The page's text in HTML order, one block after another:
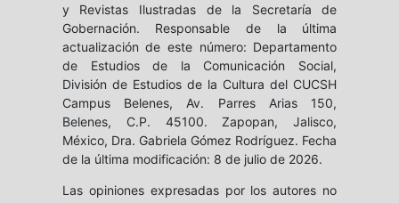
y Revistas Ilustradas de la Secretaría de
Gobernación. Responsable de la última
actualización de este número: Departamento
de Estudios de la Comunicación Social,
División de Estudios de la Cultura del CUCSH
Campus Belenes, Av. Parres Arias 150,
Belenes, C.P. 45100. Zapopan, Jalisco,
México, Dra. Gabriela Gómez Rodríguez. Fecha
de la última modificación: 8 de julio de 2026.
Las opiniones expresadas por los autores no